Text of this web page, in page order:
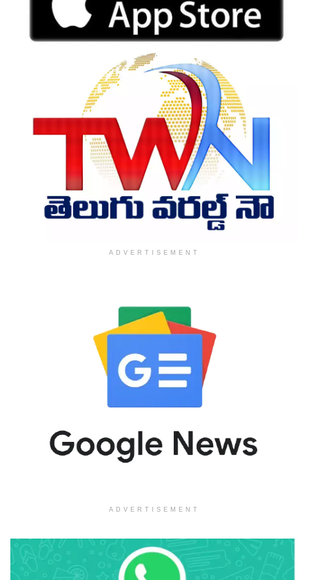
ADVERTISEMENT
ADVERTISEMENT